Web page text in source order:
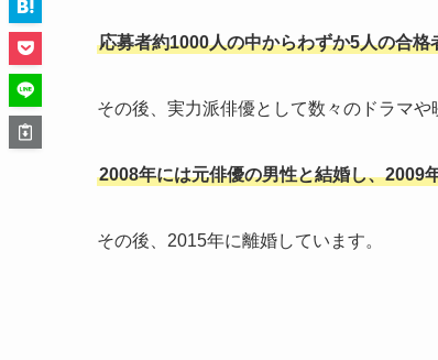
応募者約1000人の中からわずか5人の合
その後、実力派俳優として数々のドラマや
2008年には元俳優の男性と結婚し、2009
その後、2015年に離婚しています。